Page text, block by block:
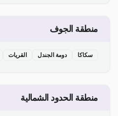
منطقة الجوف
سكاكا دومة الجندل القريات
منطقة الحدود الشمالية